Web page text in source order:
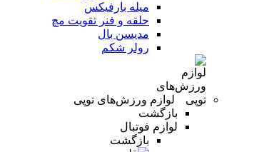
میله بارفیکس
حلقه و فنر تقویت مچ
مدیسن بال
رولر شکم
لوازم ورزش‌های توپی
بازگشت
لوازم فوتبال
بازگشت